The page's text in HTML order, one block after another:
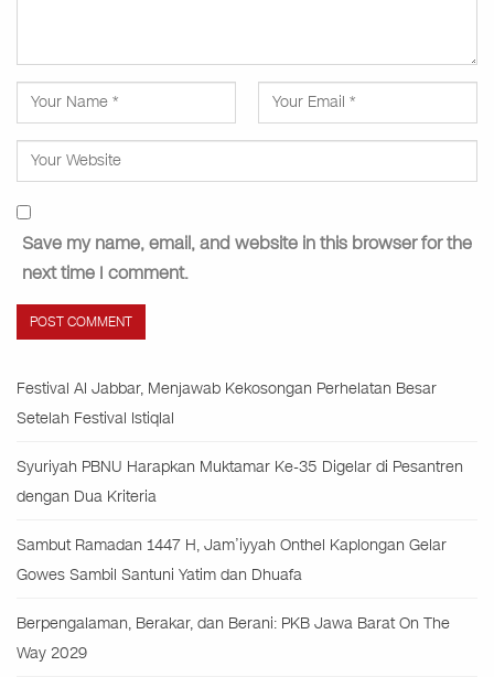
Save my name, email, and website in this browser for the
next time I comment.
Festival Al Jabbar, Menjawab Kekosongan Perhelatan Besar
Setelah Festival Istiqlal
Syuriyah PBNU Harapkan Muktamar Ke-35 Digelar di Pesantren
dengan Dua Kriteria
Sambut Ramadan 1447 H, Jam’iyyah Onthel Kaplongan Gelar
Gowes Sambil Santuni Yatim dan Dhuafa
Berpengalaman, Berakar, dan Berani: PKB Jawa Barat On The
Way 2029